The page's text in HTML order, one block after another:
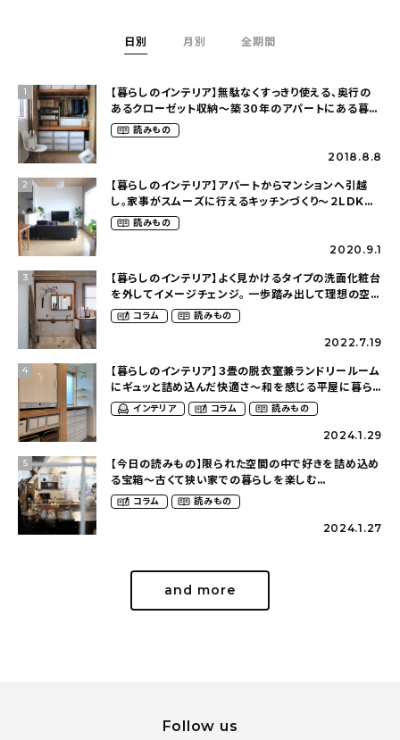
日別 月別 全期間
1
【暮らしのインテリア】無駄なくすっきり使える、奥行の
あるクローゼット収納〜築３０年のアパートにある暮ら
し（mari_ppe_さん）
読みもの
2018.8.8
2
【暮らしのインテリア】アパートからマンションへ引越
し。家事がスムーズに行えるキッチンづくり〜２LDKの
賃貸暮らし（mari_ppe_さん）
読みもの
2020.9.1
3
【暮らしのインテリア】よく見かけるタイプの洗面化粧台
を外してイメージチェンジ。 一歩踏み出して理想の空間
へ〜築１２年の建売住宅をDIYする暮らし
（asasa0509さん）
コラム 読みもの
2022.7.19
4
【暮らしのインテリア】３畳の脱衣室兼ランドリールーム
にギュッと詰め込んだ快適さ〜和を感じる平屋に暮ら
す（heco_homeさん）
インテリア コラム 読みもの
2024.1.29
5
【今日の読みもの】限られた空間の中で好きを詰め込め
る宝箱〜古くて狭い家での暮らしを楽しむ
（2nyan_and_lifestylesさん）
コラム 読みもの
2024.1.27
and more
Follow us